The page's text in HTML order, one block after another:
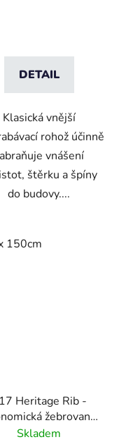
60cm x 90cm
DETAIL
Klasická vnější
rohož účinně
vnášení
štěrku a špíny
do budovy....
150cm
Heritage Rib -
žebrovaná
s propichovaným
Skladem